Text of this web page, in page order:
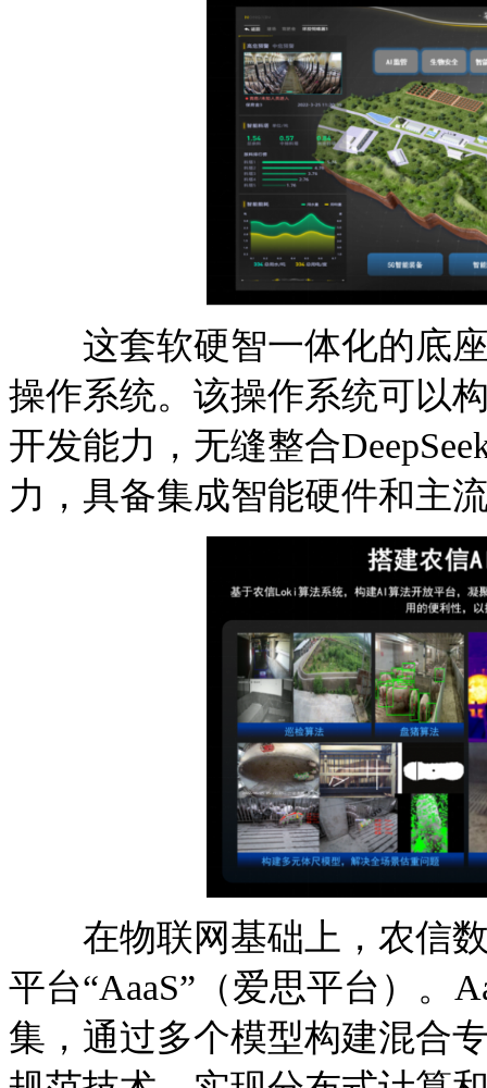
这套软硬智一体化的底座
操作系统。该操作系统可以
开发能力，无缝整合
力，具备集成智能硬件和主
在物联网基础上，农信数
平台“AaaS”（爱思平台）。
集，通过多个模型构建混合